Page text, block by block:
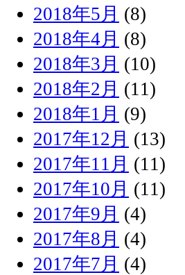
2018年5月 (8)
2018年4月 (8)
2018年3月 (10)
2018年2月 (11)
2018年1月 (9)
2017年12月 (13)
2017年11月 (11)
2017年10月 (11)
2017年9月 (4)
2017年8月 (4)
2017年7月 (4)